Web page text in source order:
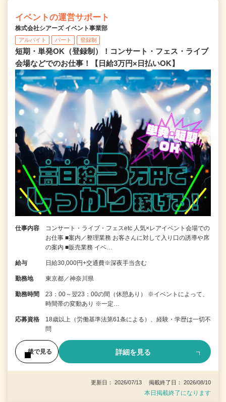
イベントの運営サポート
株式会社シアーズ イベント事業部
アルバイト パート 登録制
短期・単発OK（登録制）！コンサート・フェス・ライブ
会場などでのお仕事！【日給3万円×日払いOK】
仕事内容
コンサート・ライブ・フェスetc 人気×レアイベント会場での
お仕事 ■案内／整理業務 お客さんに対して入り口の誘導や席
の案内 ■販売業務 イベ…
給与 日給30,000円+交通費※深夜手当含む
勤務地 東京都／神奈川県
勤務時間
23：00～翌23：00の間（休憩あり） ※イベントによって、
時間帯の変動あり ※一定…
応募資格
18歳以上（労働基準法第61条による）、経験・学歴は一切不
問
後で見る 詳細を見る
更新日： 2026/07/13 掲載終了日： 2026/08/10
本日掲載終了になります